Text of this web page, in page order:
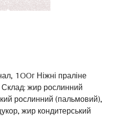
100г Ніжні праліне
Склад: жир рослинний
рослинний (пальмовий),
жир кондитерський